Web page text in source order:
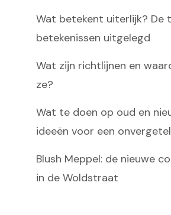
Wat betekent uiterlijk? De
betekenissen uitgelegd
Wat zijn richtlijnen en
ze?
Wat te doen op oud en
ideeën voor een
Blush Meppel: de nieuwe
in de Woldstraat